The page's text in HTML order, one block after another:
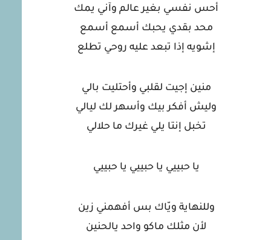
أحس نفسي بغير عالم وآني يمك
محد بقدي يحبك أسمع أسمع
إشويه إذا تبعد عليه روحي تطلع
منين إجيت لقلبي وأحتليت بالي
وليش أفكر بيك وأسهر لك ليالي
تخبل إنتا يلي غيرك ما حلالي
يا حبييي يا حبييي يا حبييي
وللنهاية ويّاك بس أفهمني زين
لأن مثلك ماكو واحد يالحنين